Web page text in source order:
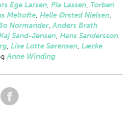
Ege Larsen, Pia Lassen, Torben
Meltofte, Helle Ørsted Nielsen,
Normander,Anders Brath
Sand-Jensen, Hans Sandersson,
, Lise Lotte Sørensen, Lærke
Anne Winding